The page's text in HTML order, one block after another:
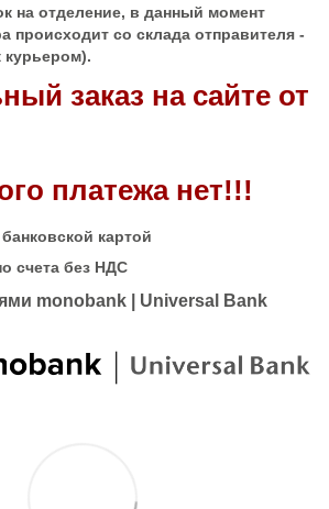
на отделение, в данный момент
происходит со склада отправителя -
заказ на сайте от
платежа нет!!!
картой
счета без НДС
monobank | Universal Bank